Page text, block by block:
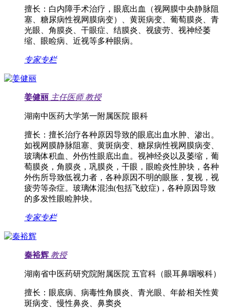
擅长： 白内障手术治疗，眼底出血（视网膜中央静脉阻
塞、糖尿病性视网膜病变）、黄斑病变、葡萄膜炎、青
光眼、角膜炎、干眼症、结膜炎、视疲劳、视神经萎
缩、眼睑病、近视等多种眼病。
专家专栏
姜健丽 主任医师 教授
湖南中医药大学第一附属医院 眼科
擅长： 擅长治疗各种原因导致的眼底出血水肿、渗出。
如视网膜静脉阻塞、黄斑病变、糖尿病性视网膜病变、
玻璃体积血、外伤性眼底出血。视神经炎以及萎缩，葡
萄膜炎，角膜炎，巩膜炎，干眼，眼睑炎性肿块，各种
外伤所导致低视力者，各种原因不明的眼胀，复视，视
疲劳等杂症。玻璃体混浊(包括飞蚊症)，各种原因导致
的多发性眼睑肿块。
专家专栏
秦裕辉 教授
湖南省中医药研究院附属医院 五官科（眼耳鼻咽喉科）
擅长： 眼底病、病毒性角膜炎、青光眼、年龄相关性黄
斑病变、慢性鼻炎、鼻窦炎